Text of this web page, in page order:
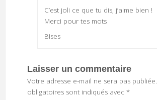
C’est joli ce que tu dis, j’aime bien !
Merci pour tes mots
Bises
Laisser un commentaire
Votre adresse e-mail ne sera pas publiée.
obligatoires sont indiqués avec *